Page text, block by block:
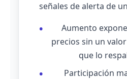
señales de alerta de
Aumento
precios sin un
que lo
Participación